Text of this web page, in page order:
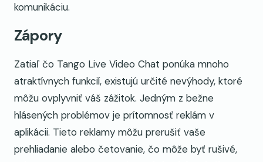
komunikáciu.
Zápory
Zatiaľ čo Tango Live Video Chat ponúka mnoho
atraktívnych funkcií, existujú určité nevýhody, ktoré
môžu ovplyvniť váš zážitok. Jedným z bežne
hlásených problémov je prítomnosť reklám v
aplikácii. Tieto reklamy môžu prerušiť vaše
prehliadanie alebo četovanie, čo môže byť rušivé,